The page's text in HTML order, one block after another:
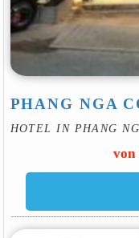
PHANG NGA
HOTEL IN PHANG
von